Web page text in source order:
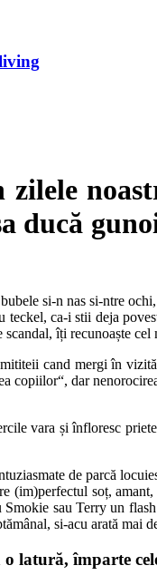
ducă
si-n nas si-ntre
ca-i stii deja
îți recunoaște
cand mergi în
dar
vara și înfloresc
de parcă
(im)perfectul soț,
sau Terry un
si-acu arată mai
latură, împarte